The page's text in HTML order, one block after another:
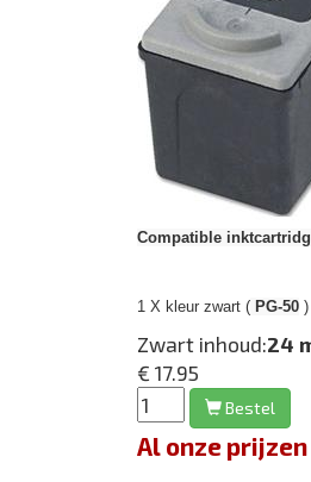
Compatible
1 X kleur zwart ( PG-50 )
Zwart inhoud:24
€ 17.95
Bestel
Al onze